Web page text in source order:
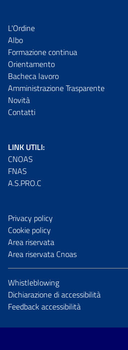
L'Ordine
Albo
Formazione continua
Orientamento
Bacheca lavoro
Amministrazione Trasparente
Novità
Contatti
LINK UTILI:
CNOAS
FNAS
A.S.PRO.C
Privacy policy
Cookie policy
Area riservata
Area riservata Cnoas
Whistleblowing
Dichiarazione di accessibilità
Feedback accessibilità